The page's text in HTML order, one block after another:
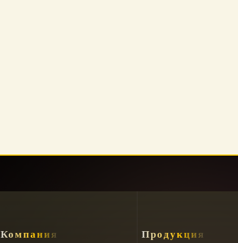
Компания Продукция